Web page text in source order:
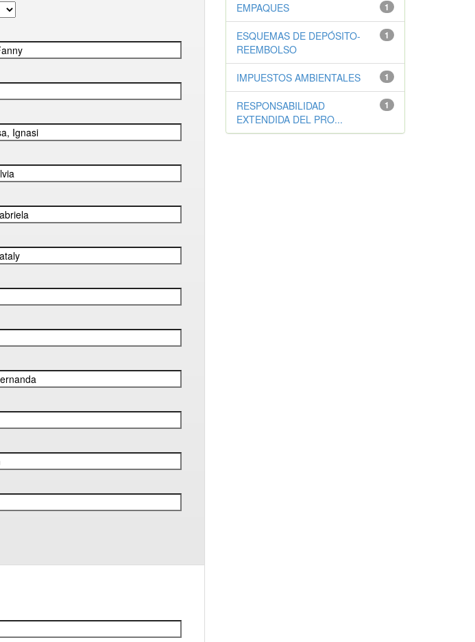
1
EMPAQUES
1
ESQUEMAS DE DEPÓSITO-
REEMBOLSO
1
IMPUESTOS AMBIENTALES
1
RESPONSABILIDAD
EXTENDIDA DEL PRO...